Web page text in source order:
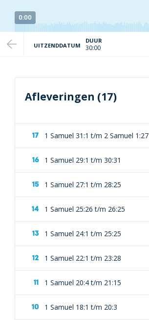
0:00
UITZENDDATUM
DUUR
30:00
Afleveringen (17)
1 Samuel 31:1 t/m 2 Samuel 1:27
1 Samuel 29:1 t/m 30:31
1 Samuel 27:1 t/m 28:25
1 Samuel 25:26 t/m 26:25
1 Samuel 24:1 t/m 25:25
1 Samuel 22:1 t/m 23:28
1 Samuel 20:4 t/m 21:15
1 Samuel 18:1 t/m 20:3